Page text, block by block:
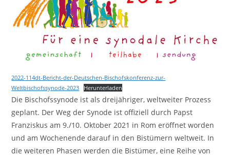
2022-114dt-Bericht-der-Deutschen-Bischofskonferenz-zur-
Weltbischofssynode-2023
Herunterladen
Die Bischofssynode ist als dreijähriger, weltweiter Prozess
geplant. Der Weg der Synode ist offiziell durch Papst
Franziskus am 9./10. Oktober 2021 in Rom eröffnet worden
und am Wochenende darauf in den Bistümern weltweit. In
die weiteren Phasen werden die Bistümer, eine Reihe von